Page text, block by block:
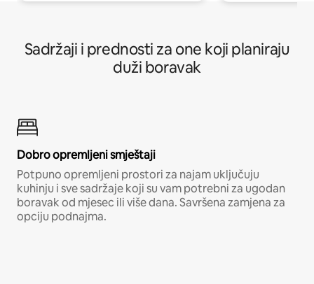
Sadržaji i prednosti za one koji planiraju
duži boravak
Dobro opremljeni smještaji
Potpuno opremljeni prostori za najam uključuju
kuhinju i sve sadržaje koji su vam potrebni za ugodan
boravak od mjesec ili više dana. Savršena zamjena za
opciju podnajma.